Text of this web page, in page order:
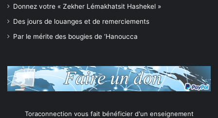
Donnez votre « Zekher Lémakhatsit Hashekel »
Des jours de louanges et de remerciements
Par le mérite des bougies de ‘Hanoucca
Toraconnection vous fait bénéficier d'un enseignement